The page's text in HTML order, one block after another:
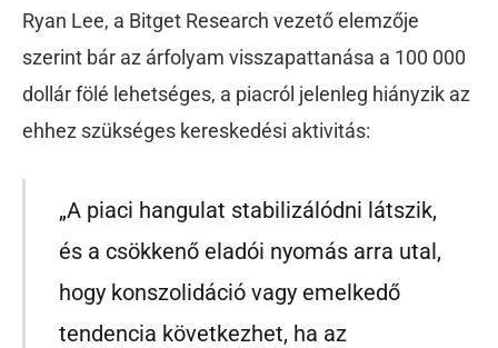
Ryan Lee, a Bitget Research vezető elemzője
szerint bár az árfolyam visszapattanása a 100 000
dollár fölé lehetséges, a piacról jelenleg hiányzik az
ehhez szükséges kereskedési aktivitás:
„A piaci hangulat stabilizálódni látszik,
és a csökkenő eladói nyomás arra utal,
hogy konszolidáció vagy emelkedő
tendencia következhet, ha az